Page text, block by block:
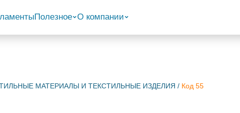
Полезное О компании
МАТЕРИАЛЫ И ТЕКСТИЛЬНЫЕ ИЗДЕЛИЯ / Код 55